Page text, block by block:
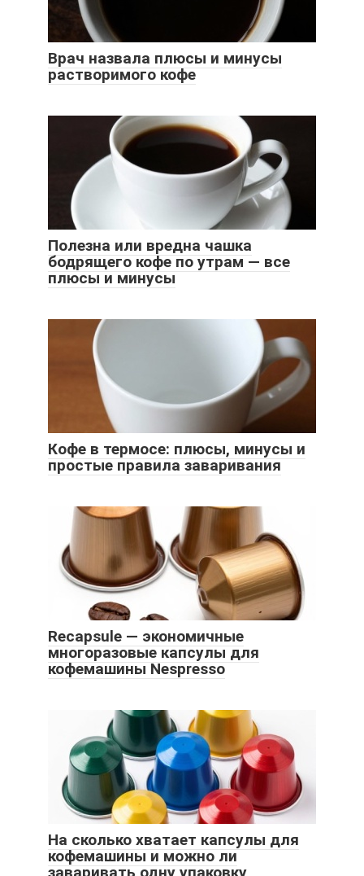
Врач назвала плюсы и минусы
растворимого кофе
Полезна или вредна чашка
бодрящего кофе по утрам — все
плюсы и минусы
Кофе в термосе: плюсы, минусы и
простые правила заваривания
Recapsule — экономичные
многоразовые капсулы для
кофемашины Nespresso
На сколько хватает капсулы для
кофемашины и можно ли